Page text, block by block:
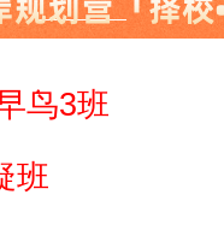
鸟3班
班